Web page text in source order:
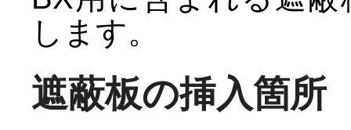
します。
遮蔽板の挿入箇所